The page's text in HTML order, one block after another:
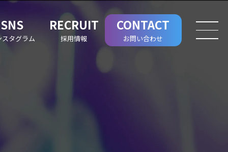
SNS
スタグラム
RECRUIT
採用情報
CONTACT
お問い合わせ